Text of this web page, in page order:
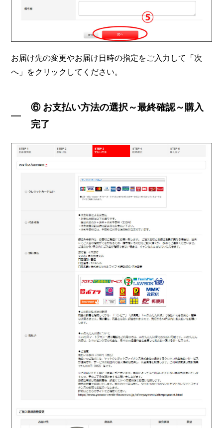
お届け先の変更やお届け日時の指定をご入力して「次
へ」をクリックしてください。
⑥ お支払い方法の選択～最終確認～購入
完了